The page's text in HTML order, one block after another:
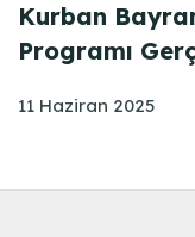
Kurban
Programı
11 Haziran 2025